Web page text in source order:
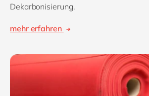
Dekarbonisierung.
mehr erfahren